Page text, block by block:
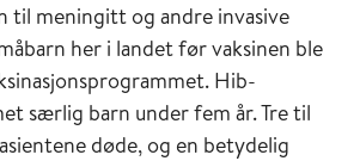
til meningitt og andre invasive
her i landet før vaksinen ble
Hib-
særlig barn under fem år. Tre til
døde, og en betydelig